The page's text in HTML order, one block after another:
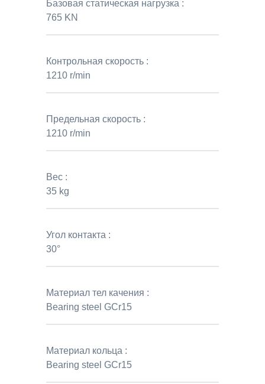
Базовая статическая нагрузка :
765 KN
Контрольная скорость :
1210 r/min
Предельная скорость :
1210 r/min
Вес :
35 kg
Угол контакта :
30°
Материал тел качения :
Bearing steel GCr15
Материал кольца :
Bearing steel GCr15